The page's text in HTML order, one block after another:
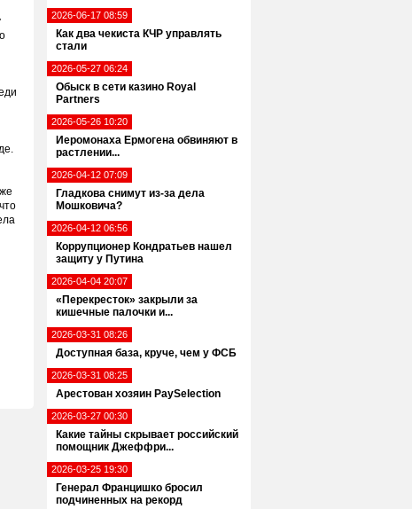
2026-06-17 08:59
Как два чекиста КЧР управлять
стали
2026-05-27 06:24
Обыск в сети казино Royal
Partners
2026-05-26 10:20
Иеромонаха Ермогена обвиняют в
растлении...
2026-04-12 07:09
Гладкова снимут из-за дела
Мошковича?
2026-04-12 06:56
Коррупционер Кондратьев нашел
защиту у Путина
2026-04-04 20:07
«Перекресток» закрыли за
кишечные палочки и...
2026-03-31 08:26
Доступная база, круче, чем у ФСБ
2026-03-31 08:25
Арестован хозяин PaySelection
2026-03-27 00:30
Какие тайны скрывает российский
помощник Джеффри...
2026-03-25 19:30
Генерал Францишко бросил
подчиненных на рекорд